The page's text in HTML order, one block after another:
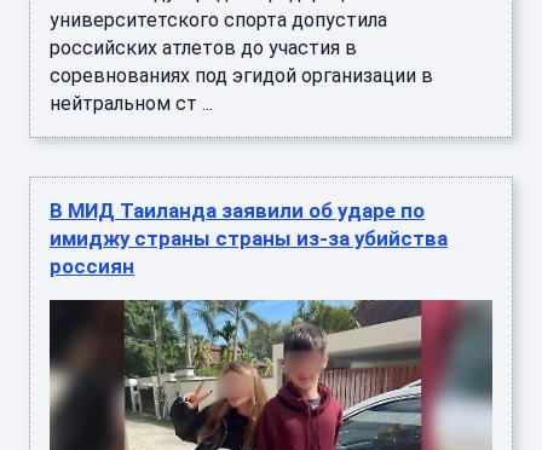
университетского спорта допустила
российских атлетов до участия в
соревнованиях под эгидой организации в
нейтральном ст ...
В МИД Таиланда заявили об ударе по
имиджу страны страны из-за убийства
россиян